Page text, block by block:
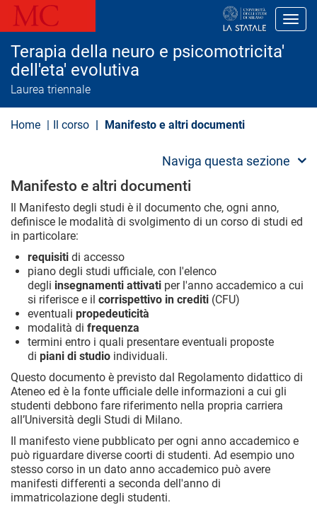
l
Terapia della neuro e psicomotricita'
dell'eta' evolutiva
Laurea triennale
Home Il corso Manifesto e altri documenti
Naviga questa sezione
Manifesto e altri documenti
Il Manifesto degli studi è il documento che, ogni anno,
definisce le modalità di svolgimento di un corso di studi ed
in particolare:
requisiti di accesso
piano degli studi ufficiale, con l'elenco
degli insegnamenti attivati per l'anno accademico a cui
si riferisce e il corrispettivo in crediti (CFU)
eventuali propedeuticità
modalità di frequenza
termini entro i quali presentare eventuali proposte
di piani di studio individuali.
Questo documento è previsto dal Regolamento didattico di
Ateneo ed è la fonte ufficiale delle informazioni a cui gli
studenti debbono fare riferimento nella propria carriera
all’Università degli Studi di Milano.
Il manifesto viene pubblicato per ogni anno accademico e
può riguardare diverse coorti di studenti. Ad esempio uno
stesso corso in un dato anno accademico può avere
manifesti differenti a seconda dell'anno di
immatricolazione degli studenti.